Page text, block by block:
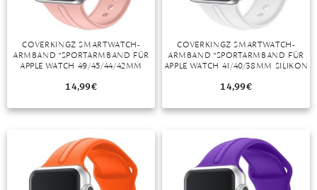
COVERKINGZ SMARTWATCH-
ARMBAND “SPORTARMBAND FÜR
APPLE WATCH 49/45/44/42MM
ROSA”
14,99€
COVERKINGZ SMARTWATCH-
ARMBAND “SPORTARMBAND FÜR
APPLE WATCH 41/40/38MM SILIKON
WEISS”
14,99€